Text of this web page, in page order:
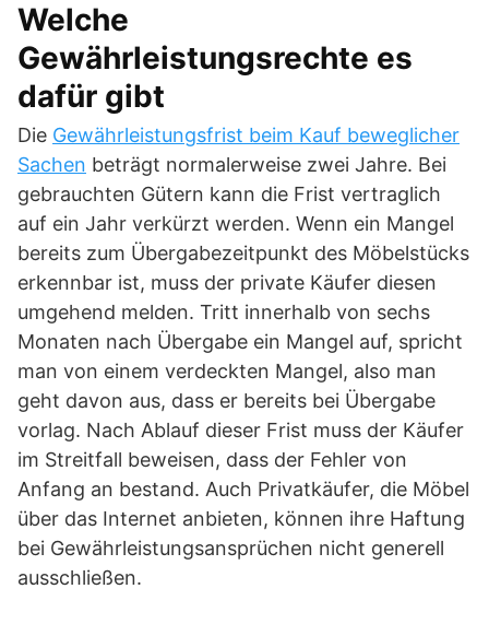
Welche
Gewährleistungsrechte es
dafür gibt
Die Gewährleistungsfrist beim Kauf beweglicher
Sachen beträgt normalerweise zwei Jahre. Bei
gebrauchten Gütern kann die Frist vertraglich
auf ein Jahr verkürzt werden. Wenn ein Mangel
bereits zum Übergabezeitpunkt des Möbelstücks
erkennbar ist, muss der private Käufer diesen
umgehend melden. Tritt innerhalb von sechs
Monaten nach Übergabe ein Mangel auf, spricht
man von einem verdeckten Mangel, also man
geht davon aus, dass er bereits bei Übergabe
vorlag. Nach Ablauf dieser Frist muss der Käufer
im Streitfall beweisen, dass der Fehler von
Anfang an bestand. Auch Privatkäufer, die Möbel
über das Internet anbieten, können ihre Haftung
bei Gewährleistungsansprüchen nicht generell
ausschließen.